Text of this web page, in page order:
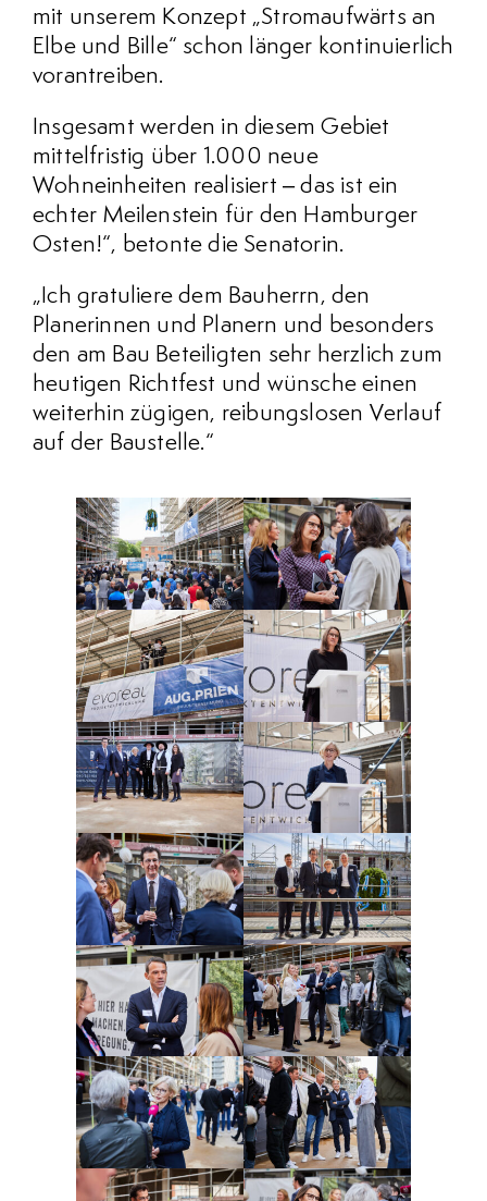
mit unserem Konzept „Stromaufwärts an
Elbe und Bille“ schon länger kontinuierlich
vorantreiben.
Insgesamt werden in diesem Gebiet
mittelfristig über 1.000 neue
Wohneinheiten realisiert – das ist ein
echter Meilenstein für den Hamburger
Osten!“, betonte die Senatorin.
„Ich gratuliere dem Bauherrn, den
Planerinnen und Planern und besonders
den am Bau Beteiligten sehr herzlich zum
heutigen Richtfest und wünsche einen
weiterhin zügigen, reibungslosen Verlauf
auf der Baustelle.“